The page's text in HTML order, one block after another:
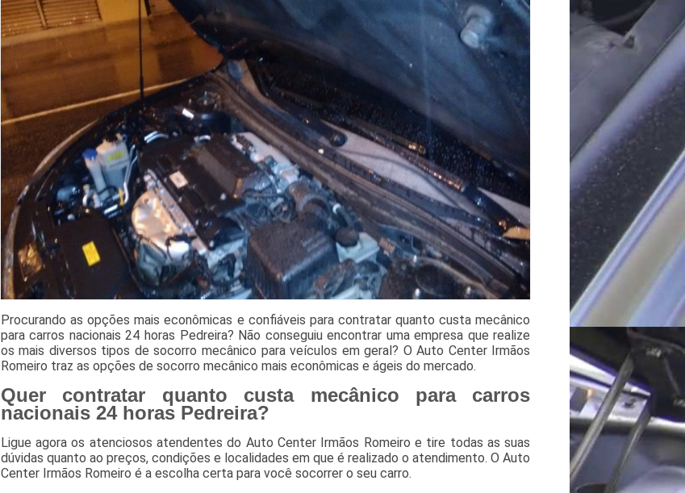
Procurando as opções mais econômicas e confiáveis para contratar quanto custa mecânico
para carros nacionais 24 horas Pedreira? Não conseguiu encontrar uma empresa que realize
os mais diversos tipos de socorro mecânico para veículos em geral? O Auto Center Irmãos
Romeiro traz as opções de socorro mecânico mais econômicas e ágeis do mercado.
Quer contratar quanto custa mecânico para carros
nacionais 24 horas Pedreira?
Ligue agora os atenciosos atendentes do Auto Center Irmãos Romeiro e tire todas as suas
dúvidas quanto ao preços, condições e localidades em que é realizado o atendimento. O Auto
Center Irmãos Romeiro é a escolha certa para você socorrer o seu carro.